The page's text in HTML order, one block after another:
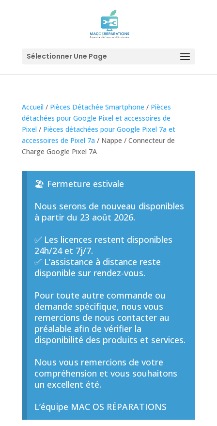
Sélectionner Une Page
Accueil / Pièces Détachée Smartphone / Pièces
détachées pour Google Pixel et accessoires de
Pixel / Pièces détachées pour Google Pixel 7a et
accessoires de Pixel 7a / Nappe / Connecteur de
Charge Google Pixel 7A
🏖️ Fermeture estivale
Nous serons de nouveau disponibles
à partir du 23 août 2026.
✅ Les licences restent disponibles
24h/24 et 7j/7.
✅ L’assistance à distance reste
disponible sur rendez-vous.
Pour toute autre commande ou
demande spécifique, nous vous
remercions de nous contacter au
préalable afin de vérifier la
disponibilité des produits et services.
Nous vous remercions de votre
compréhension et vous souhaitons
un excellent été.
L’équipe MAC OS RÉPARATIONS